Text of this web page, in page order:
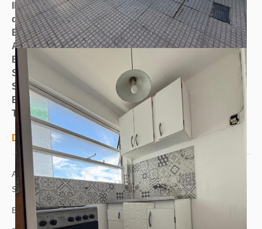
ID de propriedad: 4229
divisa: Valor expresado en Dólares
Entrega aproximada: Inmediata
Ambientes: 2
Baños
Superficie
21 m²
Superficie Cubierta
21 m²
Estado: bueno
Tipo: VENTA
Descripción
Av. San Juan 1388 5to. dto. 16, entre las calles San Jose y
Santiago del Estero.
Barrio de Constitucion.